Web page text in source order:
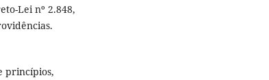
Lei nº 2.848,
princípios,